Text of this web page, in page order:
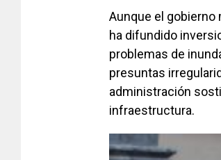
Aunque el gobierno
ha difundido
problemas de
presuntas
administración
infraestructura.